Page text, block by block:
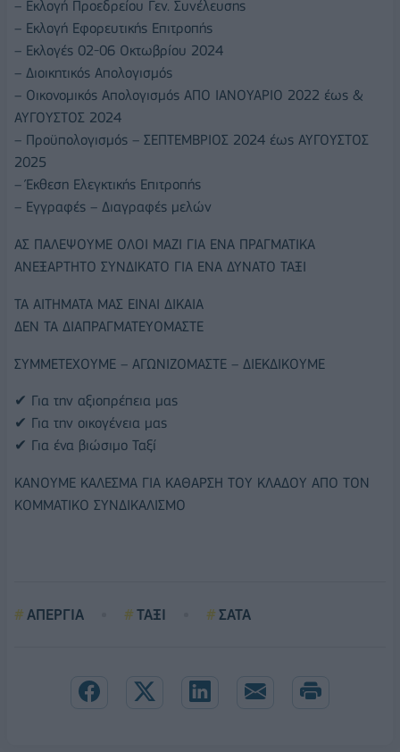
– Εκλογή Προεδρείου Γεν. Συνέλευσης
– Εκλογή Εφορευτικής Επιτροπής
– Εκλογές 02-06 Οκτωβρίου 2024
– Διοικητικός Απολογισμός
– Οικονομικός Απολογισμός ΑΠΟ ΙΑΝΟΥΑΡΙΟ 2022 έως &
ΑΥΓΟΥΣΤΟΣ 2024
– Προϋπολογισμός – ΣΕΠΤΕΜΒΡΙΟΣ 2024 έως ΑΥΓΟΥΣΤΟΣ
2025
– Έκθεση Ελεγκτικής Επιτροπής
– Εγγραφές – Διαγραφές μελών
ΑΣ ΠΑΛΕΨΟΥΜΕ ΟΛΟΙ ΜΑΖΙ ΓΙΑ ΕΝΑ ΠΡΑΓΜΑΤΙΚΑ
ΑΝΕΞΑΡΤΗΤΟ ΣΥΝΔΙΚΑΤΟ ΓΙΑ ΕΝΑ ΔΥΝΑΤΟ ΤΑΞΙ
ΤΑ ΑΙΤΗΜΑΤΑ ΜΑΣ ΕΙΝΑΙ ΔΙΚΑΙΑ
ΔΕΝ ΤΑ ΔΙΑΠΡΑΓΜΑΤΕΥΟΜΑΣΤΕ
ΣΥΜΜΕΤΕΧΟΥΜΕ – ΑΓΩΝΙΖΟΜΑΣΤΕ – ΔΙΕΚΔΙΚΟΥΜΕ
✔ Για την αξιοπρέπεια μας
✔ Για την οικογένεια μας
✔ Για ένα βιώσιμο Ταξί
ΚΑΝΟΥΜΕ ΚΑΛΕΣΜΑ ΓΙΑ ΚΑΘΑΡΣΗ ΤΟΥ ΚΛΑΔΟΥ ΑΠΟ ΤΟΝ
ΚΟΜΜΑΤΙΚΟ ΣΥΝΔΙΚΑΛΙΣΜΟ
ΑΠΕΡΓΙΑ ΤΑΞΙ ΣΑΤΑ